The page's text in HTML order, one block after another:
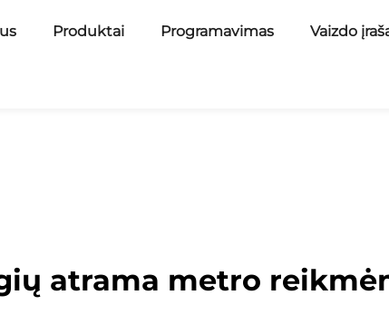
Produktai Programavimas Vaizdo
atrama metro